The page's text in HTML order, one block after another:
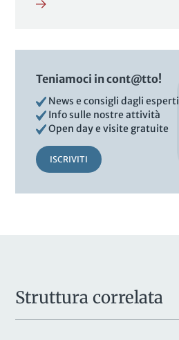
Teniamoci in cont@tto!
News e consigli dagli esperti
Info sulle nostre attività
Open day e visite gratuite
ISCRIVITI
Struttura correlata